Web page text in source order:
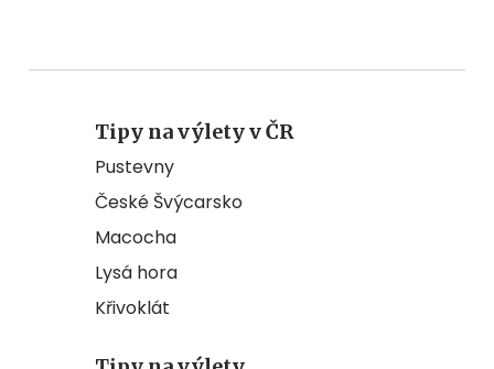
Tipy na výlety v ČR
Pustevny
České Švýcarsko
Macocha
Lysá hora
Křivoklát